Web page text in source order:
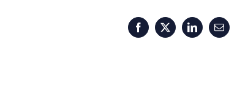
Facebook
X LinkedInEmail